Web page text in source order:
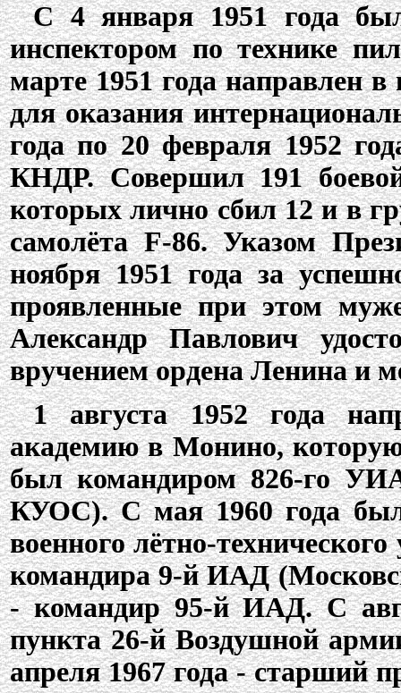
С 4 января 1951 года
инспектором по технике
марте 1951 года направлен
для оказания
года по 20 февраля 1952
КНДР. Совершил 191
которых лично сбил 12 и в
самолёта F-86. Указом
ноября 1951 года за
проявленные при этом
Александр Павлович
вручением ордена Ленина и
1 августа 1952 года
академию в Монино, которую
был командиром 826-го
КУОС). С мая 1960 года был
военного лётно-
командира 9-й ИАД
- командир 95-й ИАД. С
пункта 26-й Воздушной
апреля 1967 года - старший